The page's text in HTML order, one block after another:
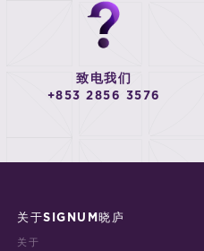
致电我们
+853 2856 3576
关于SIGNUM晓庐
关于